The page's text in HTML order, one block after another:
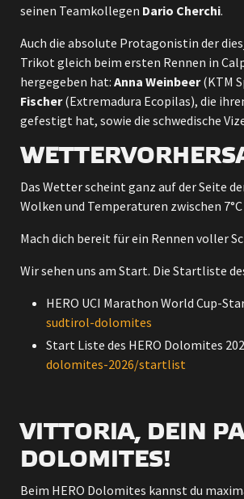
seinen Teamkollegen Dario Cherchi.
Auch die absolute Protagonistin der
Trikot gleich beim ersten Rennen in
hergegeben hat: Anna Weinbeer(KTM
Fischer(Extremadura Ecopilas), die
gefestigt hat, sowie die schwedische
Das Wetter scheint ganz auf der Seite
Wolken und Temperaturen zwischen
Mach dich bereit für ein Rennen voller
Wir sehen uns am Start. Die Startliste
HERO UCI Marathon World Cup-
sudtirol-dolomites
Start Liste des HERO Dolomites
dolomites-2026/startlist
VITTORIA, DEIN
DOLOMITES!
Beim HERO Dolomites kannst du